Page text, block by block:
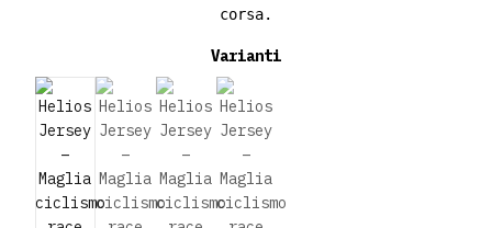
corsa.
Varianti